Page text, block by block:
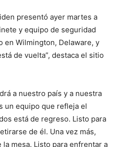
presentó ayer martes a
y equipo de seguridad
en Wilmington, Delaware, y
de vuelta”, destaca el sitio
a nuestro país y a nuestra
un equipo que refleja el
está de regreso. Listo para
de él. Una vez más,
mesa. Listo para enfrentar a